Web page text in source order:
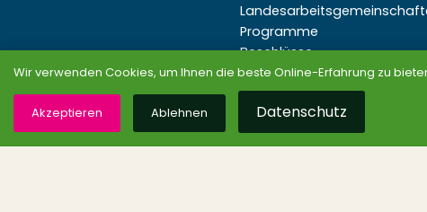
Programme
Beschlüsse
Wir verwenden Cookies, um Ihnen die beste Online-Erfahrung zu
Akzeptieren Ablehnen Datenschutz